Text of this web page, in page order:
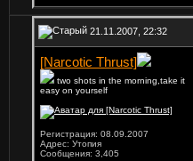
21.11.2007, 22:32
[Narcotic Thrust]
two shots in the morning,take it
easy on yourself
Регистрация: 08.09.2007
Адрес: Утопия
Сообщения: 3,405